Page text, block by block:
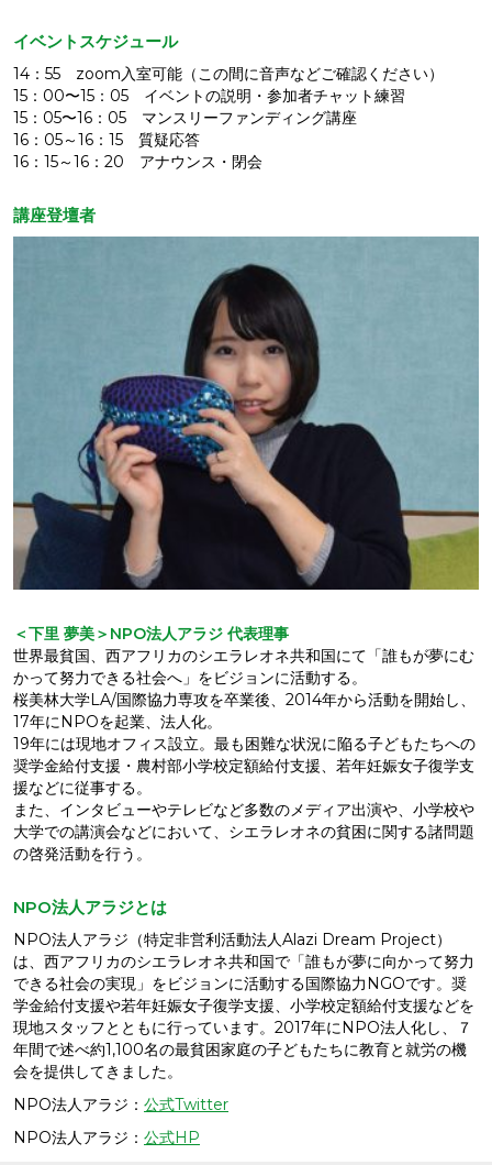
イベントスケジュール
14：55 zoom入室可能（この間に音声などご確認ください）
15：00〜15：05 イベントの説明・参加者チャット練習
15：05〜16：05 マンスリーファンディング講座
16：05～16：15 質疑応答
16：15～16：20 アナウンス・閉会
講座登壇者
＜下里 夢美＞NPO法人アラジ 代表理事
世界最貧国、西アフリカのシエラレオネ共和国にて「誰もが夢にむ
かって努力できる社会へ」をビジョンに活動する。
桜美林大学LA/国際協力専攻を卒業後、2014年から活動を開始し、
17年にNPOを起業、法人化。
19年には現地オフィス設立。最も困難な状況に陥る子どもたちへの
奨学金給付支援・農村部小学校定額給付支援、若年妊娠女子復学支
援などに従事する。
また、インタビューやテレビなど多数のメディア出演や、小学校や
大学での講演会などにおいて、シエラレオネの貧困に関する諸問題
の啓発活動を行う。
NPO法人アラジとは
NPO法人アラジ（特定非営利活動法人Alazi Dream Project）
は、西アフリカのシエラレオネ共和国で「誰もが夢に向かって努力
できる社会の実現」をビジョンに活動する国際協力NGOです。奨
学金給付支援や若年妊娠女子復学支援、小学校定額給付支援などを
現地スタッフとともに行っています。2017年にNPO法人化し、７
年間で述べ約1,100名の最貧困家庭の子どもたちに教育と就労の機
会を提供してきました。
NPO法人アラジ： 公式Twitter
NPO法人アラジ： 公式HP